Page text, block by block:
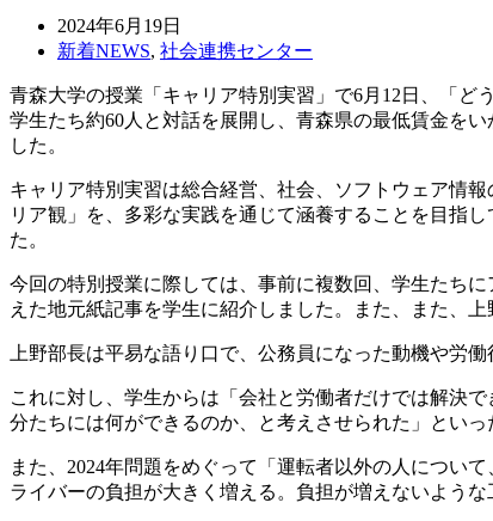
2024年6月19日
新着NEWS, 社会連携センター
青森大学の授業「キャリア特別実習」で6月12日、「ど
学生たち約60人と対話を展開し、青森県の最低賃金を
した。
キャリア特別実習は総合経営、社会、ソフトウェア情
リア観」を、多彩な実践を通じて涵養することを目指
た。
今回の特別授業に際しては、事前に複数回、学生たち
えた地元紙記事を学生に紹介しました。また、また、
上野部長は平易な語り口で、公務員になった動機や労
これに対し、学生からは「会社と労働者だけでは解決
分たちには何ができるのか、と考えさせられた」といっ
また、2024年問題をめぐって「運転者以外の人につい
ライバーの負担が大きく増える。負担が増えないよう